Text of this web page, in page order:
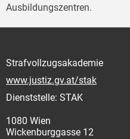
Ausbildungszentren.
Strafvollzugsakademie
www.justiz.gv.at/stak
Dienststelle: STAK
1080 Wien
Wickenburggasse 12